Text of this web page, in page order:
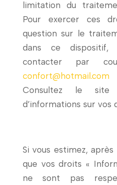
limitation du
Pour exercer ces
question sur le
dans ce dispositif,
contacter par
confort@hotmail.com
Consultez le
d’informations sur vos
Si vous estimez,
que vos droits «
ne sont pas